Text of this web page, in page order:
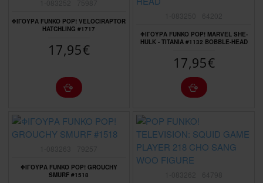
ΦΙΓΟΥΡΑ FUNKO POP! VELOCIRAPTOR
HATCHLING #1717
17,95€
ΦΙΓΟΥΡΑ FUNKO POP! MARVEL SHE-
HULK - TITANIA #1132 BOBBLE-HEAD
17,95€
ΦΙΓΟΥΡΑ FUNKO POP! GROUCHY
SMURF #1518